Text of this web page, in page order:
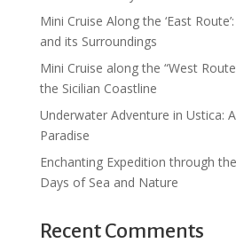
Mini Cruise Along the ‘East
and its Surroundings
Mini Cruise along the “West
the Sicilian Coastline
Underwater Adventure in Ustica:
Paradise
Enchanting Expedition through
Days of Sea and Nature
Recent Comments